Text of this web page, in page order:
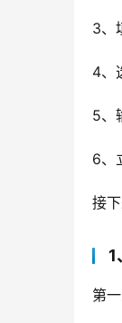
3、
4、
5、
6、
接
1
第